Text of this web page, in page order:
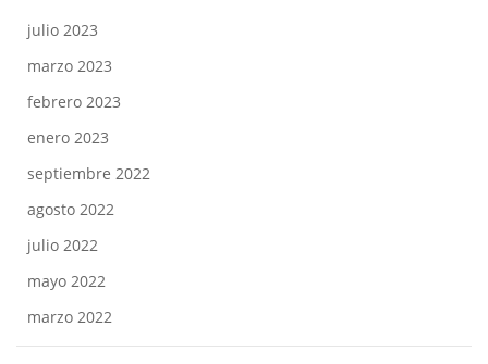
julio 2023
marzo 2023
febrero 2023
enero 2023
septiembre 2022
agosto 2022
julio 2022
mayo 2022
marzo 2022